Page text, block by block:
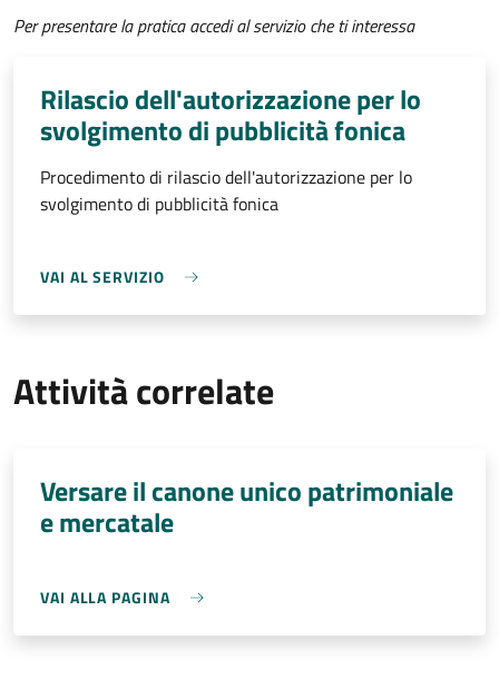
Per presentare la pratica accedi al servizio che ti interessa
Rilascio dell'autorizzazione per lo
svolgimento di pubblicità fonica
Procedimento di rilascio dell'autorizzazione per lo
svolgimento di pubblicità fonica
VAI AL SERVIZIO
Attività correlate
Versare il canone unico patrimoniale
e mercatale
VAI ALLA PAGINA